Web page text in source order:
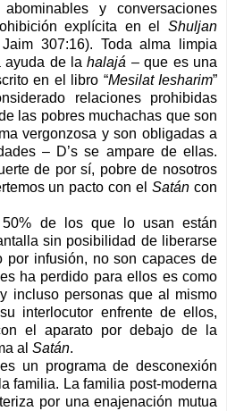
y conversaciones
explícita en el Shuljan
307:16). Toda alma limpia
ayuda de lahalajá – que es una
en el libro “Mesilat Iesharim”
relaciones prohibidas
las pobres muchachas que son
vergonzosa y son obligadas a
– D’s se ampare de ellas.
de por sí, pobre de nosotros
un pacto con elSatán con
de los que lo usan están
sin posibilidad de liberarse
por infusión, no son capaces de
ha perdido para ellos es como
incluso personas que al mismo
interlocutor enfrente de ellos,
el aparato por debajo de la
al Satán.
un programa de desconexión
familia. La familia post-moderna
por una enajenación mutua